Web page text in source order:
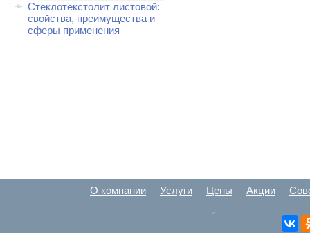
Стеклотекстолит листовой:
свойства, преимущества и
сферы применения
О компании Услуги Цены Акции